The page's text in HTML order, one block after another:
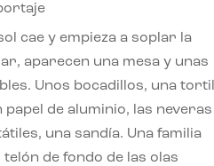
cae y empieza a soplar la
aparecen una mesa y unas
Unos bocadillos, una
papel de aluminio, las neveras
una sandía. Una familia
telón de fondo de las olas